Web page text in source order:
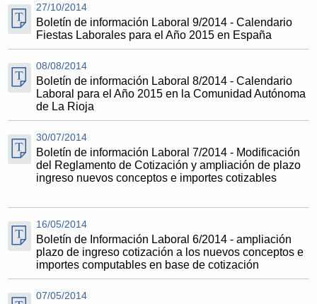
27/10/2014
Boletín de información Laboral 9/2014 - Calendario
Fiestas Laborales para el Año 2015 en España
08/08/2014
Boletín de información Laboral 8/2014 - Calendario
Laboral para el Año 2015 en la Comunidad Autónoma
de La Rioja
30/07/2014
Boletín de información Laboral 7/2014 - Modificación
del Reglamento de Cotización y ampliación de plazo
ingreso nuevos conceptos e importes cotizables
16/05/2014
Boletín de Información Laboral 6/2014 - ampliación
plazo de ingreso cotización a los nuevos conceptos e
importes computables en base de cotización
07/05/2014